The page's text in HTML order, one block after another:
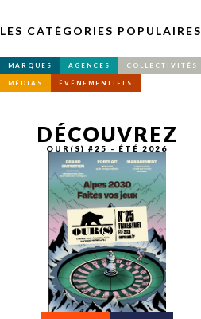
LES CATÉGORIES POPULAIRES
MARQUES AGENCES COLLECTIVITÉS
MÉDIAS ÉVÉNEMENTIELS
DÉCOUVREZ
OUR(S) #25 - ÉTÉ 2026